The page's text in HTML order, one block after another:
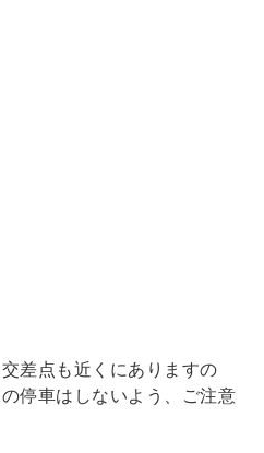
差点も近くにありますの
停車はしないよう、ご注意